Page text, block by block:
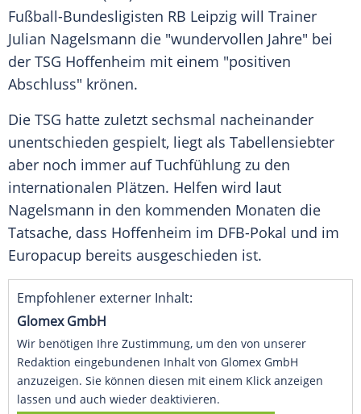
Fußball-Bundesligisten RB Leipzig will Trainer
Julian Nagelsmann die "wundervollen Jahre" bei
der TSG Hoffenheim mit einem "positiven
Abschluss" krönen.
Die TSG hatte zuletzt sechsmal nacheinander
unentschieden gespielt, liegt als Tabellensiebter
aber noch immer aufTuchfühlung zu den
internationalen Plätzen. Helfen wird laut
Nagelsmann in den kommenden Monaten die
Tatsache, dass Hoffenheim im DFB-Pokal und im
Europacup bereits ausgeschieden ist.
Empfohlener externer Inhalt:
Glomex GmbH
Wir benötigen Ihre Zustimmung, um den von unserer
Redaktion eingebundenen Inhalt von Glomex GmbH
anzuzeigen. Sie können diesen mit einem Klick anzeigen
lassen und auch wieder deaktivieren.